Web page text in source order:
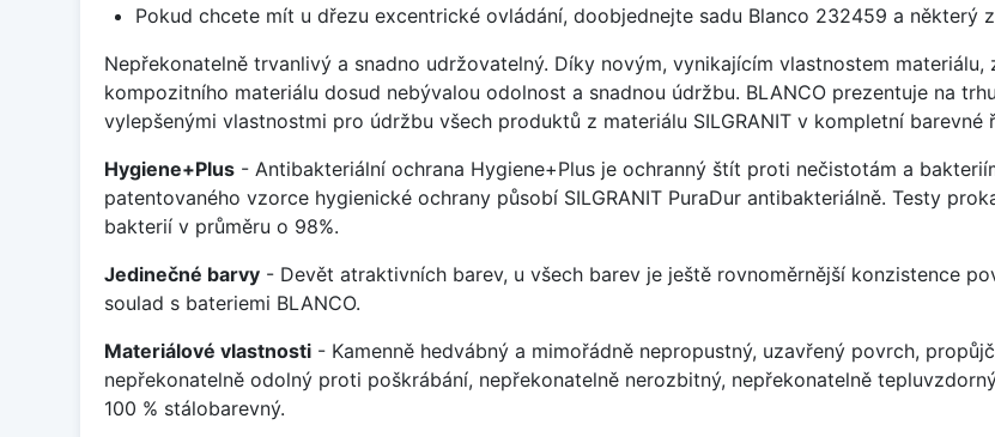
Pokud chcete mít u dřezu excentrické ovládání, doobjednejte sadu Blanco 232459 a některý
Nepřekonatelně trvanlivý a snadno udržovatelný. Díky novým, vynikajícím vlastnostem materiálu,
kompozitního materiálu dosud nebývalou odolnost a snadnou údržbu. BLANCO prezentuje na
vylepšenými vlastnostmi pro údržbu všech produktů z materiálu SILGRANIT v kompletní barevné
Hygiene+Plus - Antibakteriální ochrana Hygiene+Plus je ochranný štít proti nečistotám a
patentovaného vzorce hygienické ochrany působí SILGRANIT PuraDur antibakteriálně. Testy
bakterií v průměru o 98%.
Jedinečné barvy - Devět atraktivních barev, u všech barev je ještě rovnoměrnější konzistence
soulad s bateriemi BLANCO.
Materiálové vlastnosti - Kamenně hedvábný a mimořádně nepropustný, uzavřený povrch,
nepřekonatelně odolný proti poškrábání, nepřekonatelně nerozbitný, nepřekonatelně
100 % stálobarevný.